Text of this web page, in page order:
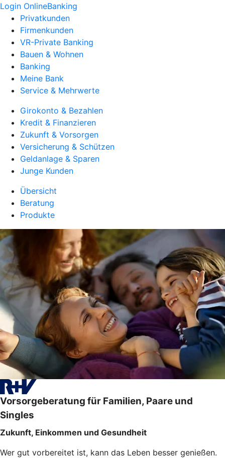
Login OnlineBanking
Privatkunden
Firmenkunden
VR-Private Banking
Bauen & Wohnen
Banking
Meine Bank
Service & Mehrwerte
Girokonto & Bezahlen
Kredit & Finanzieren
Zukunft & Vorsorgen
Versicherung & Schützen
Geldanlage & Sparen
Junge Kunden
Übersicht
Beratung
Produkte
Vorsorgeberatung für Familien, Paare und
Singles
Zukunft, Einkommen und Gesundheit
Wer gut vorbereitet ist, kann das Leben besser genießen.